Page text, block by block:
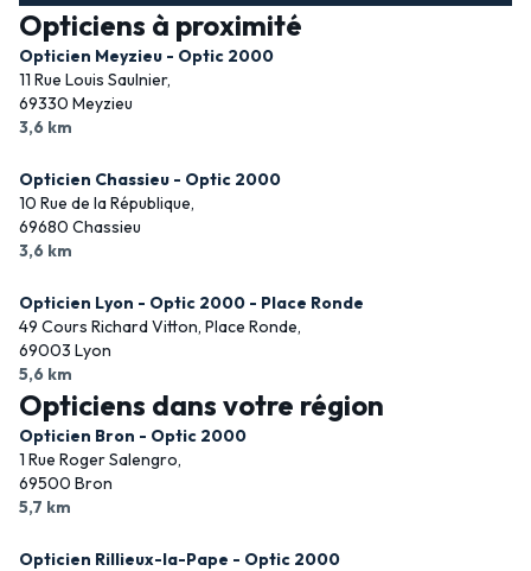
Opticiens à proximité
Opticien Meyzieu - Optic 2000
11 Rue Louis Saulnier,
69330 Meyzieu
3,6 km
Opticien Chassieu - Optic 2000
10 Rue de la République,
69680 Chassieu
3,6 km
Opticien Lyon - Optic 2000 - Place Ronde
49 Cours Richard Vitton, Place Ronde,
69003 Lyon
5,6 km
Opticiens dans votre région
Opticien Bron - Optic 2000
1 Rue Roger Salengro,
69500 Bron
5,7 km
Opticien Rillieux-la-Pape - Optic 2000